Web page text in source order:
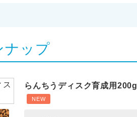
ナップ
らんちうディスク育成用200g
NEW